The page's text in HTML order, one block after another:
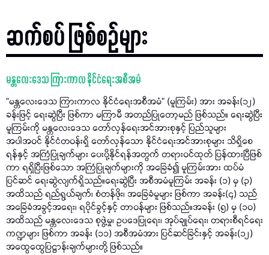
ဆက်စပ် ဖြစ်စဉ်များ
မန္တလေးဒေသ ကြားကာလ နိုင်ငံရေးအစီအမံ
“မန္တလေးဒေသ ကြားကာလ နိုင်ငံရေးအစီအမံ” (မူကြမ်း) အား အခန်း(၁၂)
ခန်းဖြင့် ရေးဆွဲပြီး ဖြစ်ကာ မကြာမီ အတည်ပြုတော့မည် ဖြစ်သည်။ ရေးဆွဲပြီး
မူကြမ်းကို မန္တလေးဒေသ တော်လှန်ရေးအင်အားစုနှင့် ပြည်သူများ
အပါအဝင် နိုင်ငံတဝန်းရှိ တော်လှန်သော နိုင်ငံရေးအင်အားစုများ သိရှိစေ
ရန်နှင့် အကြံပြုချက်များ ပေးပို့နိုင်ရန်အတွက် တရားဝင်ထုတ် ပြန်ထားပြီဖြစ်
ကာ ရရှိပြီးဖြစ်သော အကြံပြုချက်များကို အခြေခံ၍ မူကြမ်းအား ထပ်မံ
ပြင်ဆင် ရေးဆွဲလျက်ရှိသည်။ရေးဆွဲပြီး အစီအမံမူကြမ်း အခန်း (၁) မှ (၃)
အထိသည် ရည်ရွယ်ချက်၊ စံတန်ဖိုး၊ အခြေခံမူများ ဖြစ်ကာ အခန်း(၄) သည်
အခြေခံအခွင့်အရေး၊ ရပိုင်ခွင့်နှင့် တာဝန်များ ဖြစ်သည်။အခန်း (၅) မှ (၁၀)
အထိသည် မန္တလေးဒေသ စုဖွဲ့မှု၊ ဥပဒေပြုရေး၊ အုပ်ချုပ်ရေး၊ တရားစီရင်ရေး
ကဏ္ဍများ ဖြစ်ကာ အခန်း (၁၁) အစီအမံအား ပြင်ဆင်ခြင်းနှင့် အခန်း(၁၂)
အထွေထွေပြဋ္ဌာန်းချက်များတို့ ဖြစ်သည်။